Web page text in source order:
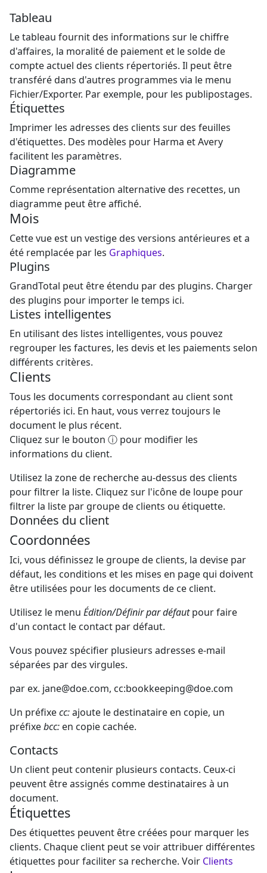
Tableau
Le tableau fournit des informations sur le chiffre
d'affaires, la moralité de paiement et le solde de
compte actuel des clients répertoriés. Il peut être
transféré dans d'autres programmes via le menu
Fichier/Exporter. Par exemple, pour les publipostages.
Étiquettes
Imprimer les adresses des clients sur des feuilles
d'étiquettes. Des modèles pour Harma et Avery
facilitent les paramètres.
Diagramme
Comme représentation alternative des recettes, un
diagramme peut être affiché.
Mois
Cette vue est un vestige des versions antérieures et a
été remplacée par les Graphiques.
Plugins
GrandTotal peut être étendu par des plugins. Charger
des plugins pour importer le temps ici.
Listes intelligentes
En utilisant des listes intelligentes, vous pouvez
regrouper les factures, les devis et les paiements selon
différents critères.
Clients
Tous les documents correspondant au client sont
répertoriés ici. En haut, vous verrez toujours le
document le plus récent.
Cliquez sur le bouton ⓘ pour modifier les
informations du client.
Utilisez la zone de recherche au-dessus des clients
pour filtrer la liste. Cliquez sur l'icône de loupe pour
filtrer la liste par groupe de clients ou étiquette.
Données du client
Coordonnées
Ici, vous définissez le groupe de clients, la devise par
défaut, les conditions et les mises en page qui doivent
être utilisées pour les documents de ce client.
Utilisez le menu Édition/Définir par défautpour faire
d'un contact le contact par défaut.
Vous pouvez spécifier plusieurs adresses e-mail
séparées par des virgules.
par ex. jane@doe.com, cc:bookkeeping@doe.com
Un préfixecc:ajoute le destinataire en copie, un
préfixebcc: en copie cachée.
Contacts
Un client peut contenir plusieurs contacts. Ceux-ci
peuvent être assignés comme destinataires à un
document.
Étiquettes
Des étiquettes peuvent être créées pour marquer les
clients. Chaque client peut se voir attribuer différentes
étiquettes pour faciliter sa recherche. Voir Clients